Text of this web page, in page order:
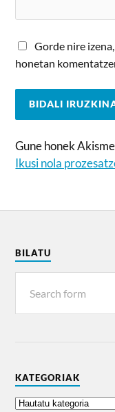
Gorde nire
honetan
Gune honek
Ikusi nola
BILATU
KATEGORIAK